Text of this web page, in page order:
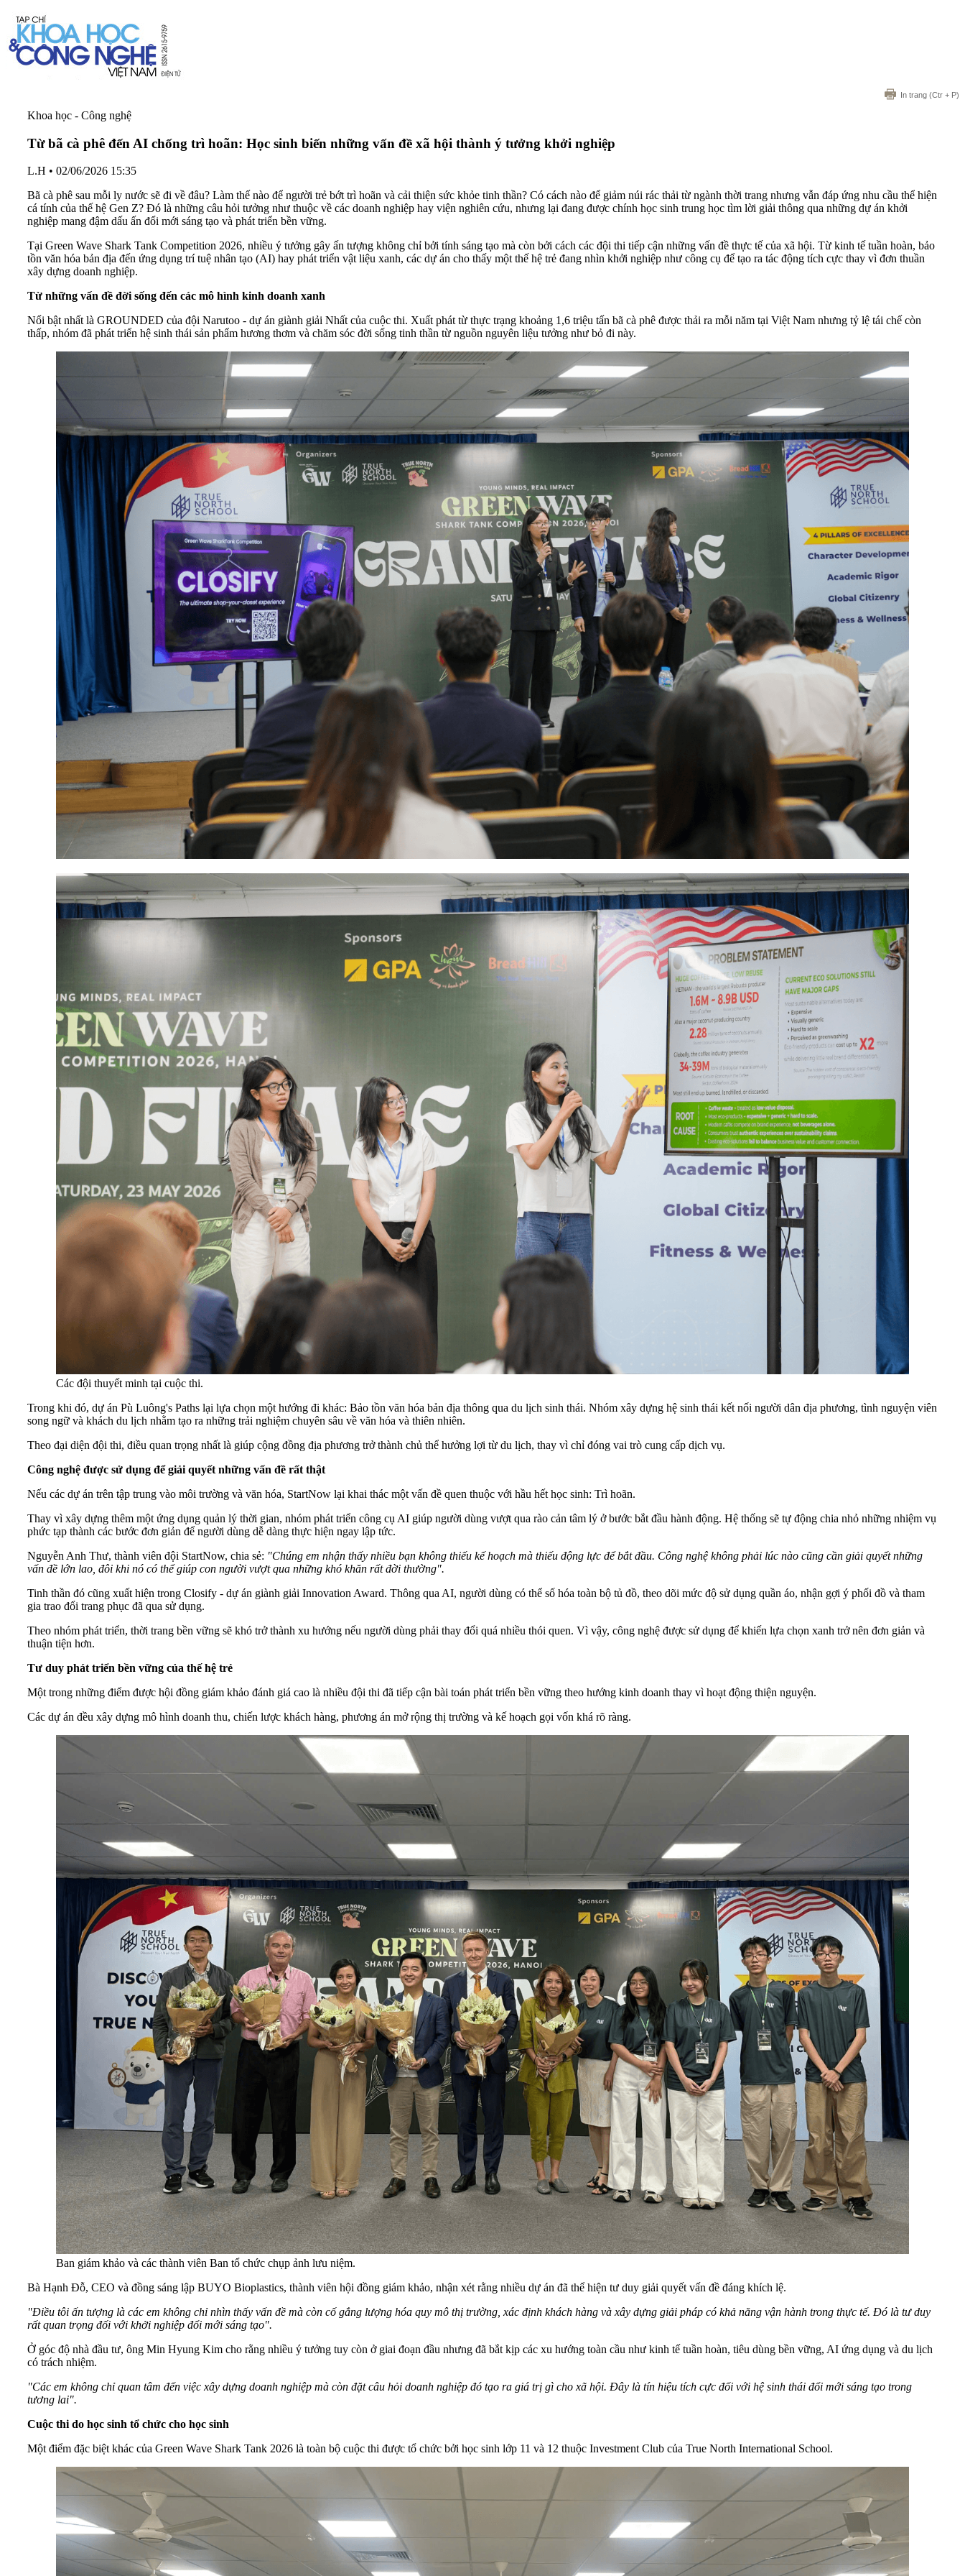
In trang (Ctr + P)
Khoa học - Công nghệ
Từ bã cà phê đến AI chống trì hoãn: Học sinh biến những vấn đề xã hội thành ý tưởng khởi nghiệp
L.H • 02/06/2026 15:35
Bã cà phê sau mỗi ly nước sẽ đi về đâu? Làm thế nào để người trẻ bớt trì hoãn và cải thiện sức khỏe tinh thần? Có cách nào để giảm núi rác thải từ ngành thời trang nhưng vẫn đáp ứng nhu cầu thể hiện
cá tính của thế hệ Gen Z? Đó là những câu hỏi tưởng như thuộc về các doanh nghiệp hay viện nghiên cứu, nhưng lại đang được chính học sinh trung học tìm lời giải thông qua những dự án khởi
nghiệp mang đậm dấu ấn đổi mới sáng tạo và phát triển bền vững.
Tại Green Wave Shark Tank Competition 2026, nhiều ý tưởng gây ấn tượng không chỉ bởi tính sáng tạo mà còn bởi cách các đội thi tiếp cận những vấn đề thực tế của xã hội. Từ kinh tế tuần hoàn, bảo
tồn văn hóa bản địa đến ứng dụng trí tuệ nhân tạo (AI) hay phát triển vật liệu xanh, các dự án cho thấy một thế hệ trẻ đang nhìn khởi nghiệp như công cụ để tạo ra tác động tích cực thay vì đơn thuần
xây dựng doanh nghiệp.
Từ những vấn đề đời sống đến các mô hình kinh doanh xanh
Nổi bật nhất là GROUNDED của đội Narutoo - dự án giành giải Nhất của cuộc thi. Xuất phát từ thực trạng khoảng 1,6 triệu tấn bã cà phê được thải ra mỗi năm tại Việt Nam nhưng tỷ lệ tái chế còn
thấp, nhóm đã phát triển hệ sinh thái sản phẩm hương thơm và chăm sóc đời sống tinh thần từ nguồn nguyên liệu tưởng như bỏ đi này.
Các đội thuyết minh tại cuộc thi.
Trong khi đó, dự án Pù Luông's Paths lại lựa chọn một hướng đi khác: Bảo tồn văn hóa bản địa thông qua du lịch sinh thái. Nhóm xây dựng hệ sinh thái kết nối người dân địa phương, tình nguyện viên
song ngữ và khách du lịch nhằm tạo ra những trải nghiệm chuyên sâu về văn hóa và thiên nhiên.
Theo đại diện đội thi, điều quan trọng nhất là giúp cộng đồng địa phương trở thành chủ thể hưởng lợi từ du lịch, thay vì chỉ đóng vai trò cung cấp dịch vụ.
Công nghệ được sử dụng để giải quyết những vấn đề rất thật
Nếu các dự án trên tập trung vào môi trường và văn hóa, StartNow lại khai thác một vấn đề quen thuộc với hầu hết học sinh: Trì hoãn.
Thay vì xây dựng thêm một ứng dụng quản lý thời gian, nhóm phát triển công cụ AI giúp người dùng vượt qua rào cản tâm lý ở bước bắt đầu hành động. Hệ thống sẽ tự động chia nhỏ những nhiệm vụ
phức tạp thành các bước đơn giản để người dùng dễ dàng thực hiện ngay lập tức.
Nguyễn Anh Thư, thành viên đội StartNow, chia sẻ: "Chúng em nhận thấy nhiều bạn không thiếu kế hoạch mà thiếu động lực để bắt đầu. Công nghệ không phải lúc nào cũng cần giải quyết những
vấn đề lớn lao đôi khi nó có thể giúp con người vượtqua những khó khăn rất đời thường".
Tinh thần đó cũng xuất hiện trong Closify - dự án giành giải Innovation Award. Thông qua AI, người dùng có thể số hóa toàn bộ tủ đồ, theo dõi mức độ sử dụng quần áo, nhận gợi ý phối đồ và tham
gia trao đổi trang phục đã qua sử dụng.
Theo nhóm phát triển, thời trang bền vững sẽ khó trở thành xu hướng nếu người dùng phải thay đổi quá nhiều thói quen. Vì vậy, công nghệ được sử dụng để khiến lựa chọn xanh trở nên đơn giản và
thuận tiện hơn.
Tư duy phát triển bền vững của thế hệ trẻ
Một trong những điểm được hội đồng giám khảo đánh giá cao là nhiều đội thi đã tiếp cận bài toán phát triển bền vững theo hướng kinh doanh thay vì hoạt động thiện nguyện.
Các dự án đều xây dựng mô hình doanh thu, chiến lược khách hàng, phương án mở rộng thị trường và kế hoạch gọi vốn khá rõ ràng.
Ban giám khảo và các thành viên Ban tổ chức chụp ảnh lưu niệm.
Bà Hạnh Đỗ, CEO và đồng sáng lập BUYO Bioplastics, thành viên hội đồng giám khảo, nhận xét rằng nhiều dự án đã thể hiện tư duy giải quyết vấn đề đáng khích lệ.
"Điều tôi ấn tượng là các em không chỉ nhìn thấy vấn đề mà còn cố gắng lượng hóa quy mô thị trường xác định khách hàng và xây dựng giải pháp có khả năng vận hành trong thực tế. Đó là tư duy
rất quan trọng đối với khởi nghiệp đổi mới sáng tạo".
Ở góc độ nhà đầu tư, ông Min Hyung Kim cho rằng nhiều ý tưởng tuy còn ở giai đoạn đầu nhưng đã bắt kịp các xu hướng toàn cầu như kinh tế tuần hoàn, tiêu dùng bền vững, AI ứng dụng và du lịch
có trách nhiệm.
"Các em không chỉ quan tâm đến việc xây dựng doanh nghiệp mà còn đặt câu hỏi doanh nghiệp đó tạo ra giá trị gì cho xã hội. Đây là tín hiệu tích cực đối với hệ sinh thái đổi mới sáng tạo trong
tương lai".
Cuộc thi do học sinh tổ chức cho học sinh
Một điểm đặc biệt khác của Green Wave Shark Tank 2026 là toàn bộ cuộc thi được tổ chức bởi học sinh lớp 11 và 12 thuộc Investment Club của True North International School.